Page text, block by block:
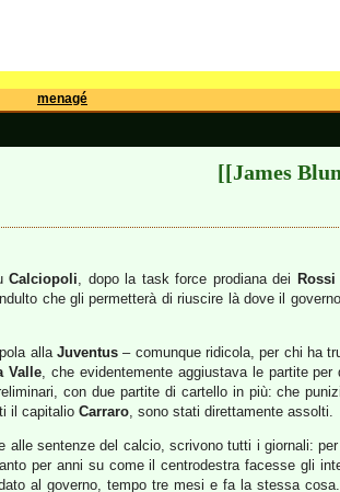
menagé
[[James
Calciopoli, dopo la task force prodiana dei Rossi
che gli permetterà di riuscire là dove il
allaJuventus – comunque ridicola, per chi ha
Valle, che evidentemente aggiustava le partite
con due partite di cartello in più: che
il capitalio Carraro, sono stati direttamente assolti.
alle sentenze del calcio, scrivono tutti i giornali:
per anni su come il centrodestra facesse gli
al governo, tempo tre mesi e fa la stessa